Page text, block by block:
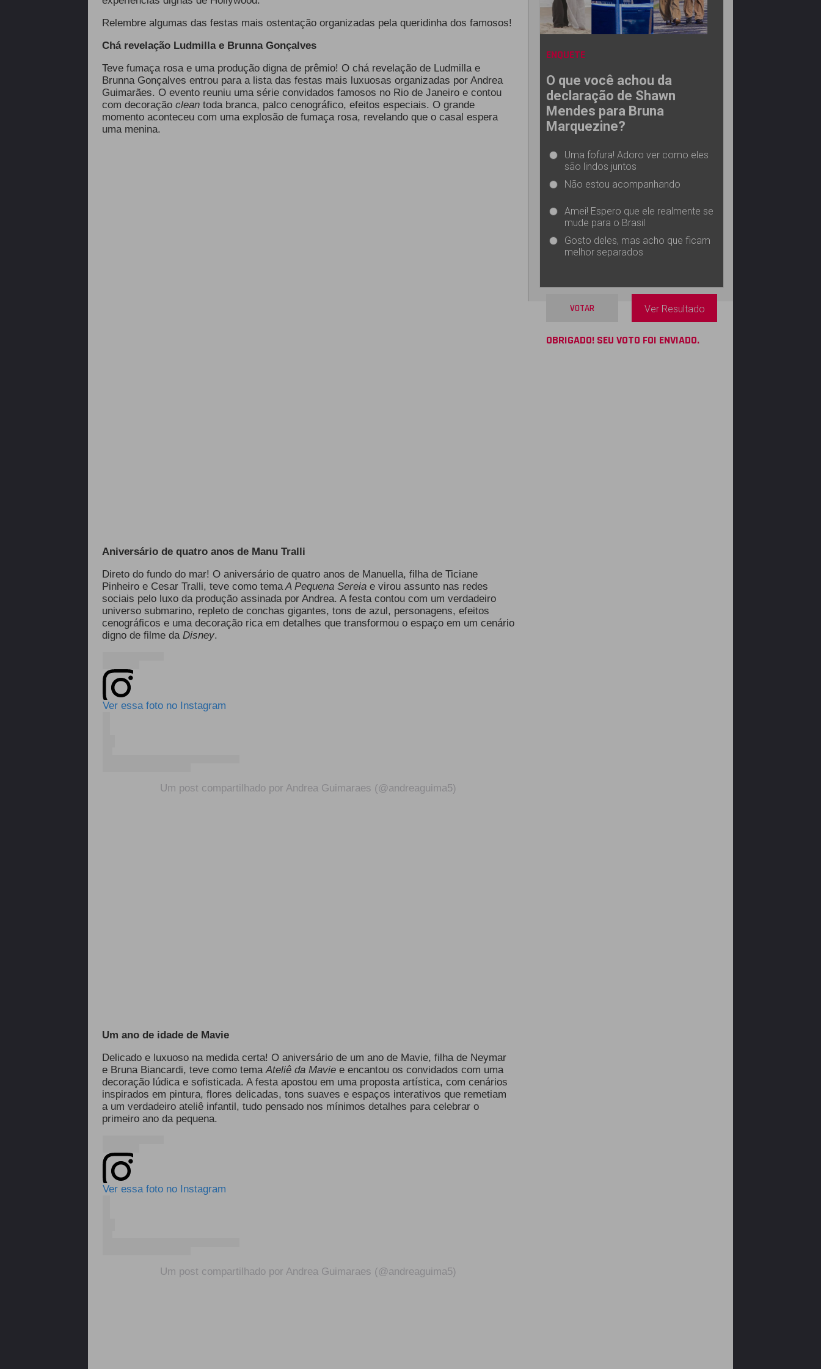
Relembre algumas das festas mais ostentação organizadas pela queridinha dos famosos!
Chá revelação Ludmilla e Brunna Gonçalves
Teve fumaça rosa e uma produção digna de prêmio! O chá revelação de Ludmillae
Brunna Gonçalves entrou para a lista das festas mais luxuosas organizadas por Andrea
Guimarães. O evento reuniu uma série convidados famosos no Rio de Janeiro e contou
com decoração clean toda branca, palco cenográfico, efeitos especiais. O grande
momento aconteceu com uma explosão de fumaça rosa, revelando que o casal espera
uma menina.
Aniversário de quatro anos de Manu Tralli
Direto do fundo do mar! O aniversário de quatro anos de Manuella, filha de Ticiane
Pinheiro e Cesar Tralli, teve como temaA Pequena Sereiae virou assunto nas redes
sociais pelo luxo da produção assinada por Andrea. A festa contou com um verdadeiro
universo submarino, repleto de conchas gigantes, tons de azul, personagens, efeitos
cenográficos e uma decoração rica em detalhes que transformou o espaço em um cenário
digno de filme da Disney.
Ver essa foto no Instagram
Um post compartilhado por Andrea Guimaraes (@andreaguima5)
Um ano de idade de Mavie
Delicado e luxuoso na medida certa! O aniversário de um ano de Mavie, filha de Neymar
e Bruna Biancardi, teve como temaAteliê da Maviee encantou os convidados com uma
decoração lúdica e sofisticada. A festa apostou em uma proposta artística, com cenários
inspirados em pintura, flores delicadas, tons suaves e espaços interativos que remetiam
a um verdadeiro ateliê infantil, tudo pensado nos mínimos detalhes para celebrar o
primeiro ano da pequena.
Ver essa foto no Instagram
Um post compartilhado por Andrea Guimaraes (@andreaguima5)
ENQUETE
O que você achou da
declaração de Shawn
Mendes para Bruna
Marquezine?
Uma fofura! Adoro ver como eles
são lindos juntos
Não estou acompanhando
Amei! Espero que ele realmente se
mude para o Brasil
Gosto deles, mas acho que ficam
melhor separados
VOTAR Ver Resultado
OBRIGADO! SEU VOTO FOI ENVIADO.